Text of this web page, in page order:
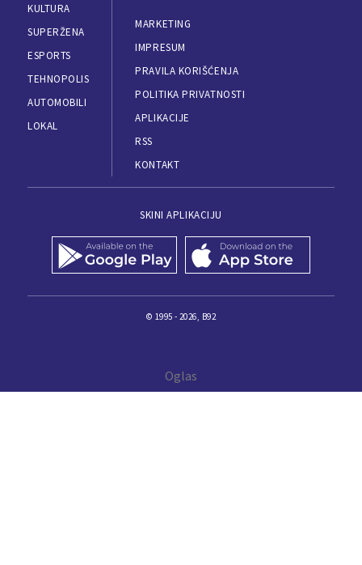
KULTURA
SUPERŽENA
ESPORTS
TEHNOPOLIS
AUTOMOBILI
LOKAL
MARKETING
IMPRESUM
PRAVILA KORIŠĆENJA
POLITIKA PRIVATNOSTI
APLIKACIJE
RSS
KONTAKT
SKINI APLIKACIJU
© 1995 - 2026, B92